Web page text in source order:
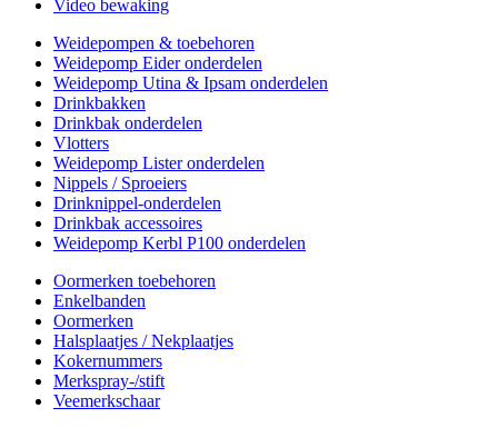
Video bewaking
Weidepompen & toebehoren
Weidepomp Eider onderdelen
Weidepomp Utina & Ipsam onderdelen
Drinkbakken
Drinkbak onderdelen
Vlotters
Weidepomp Lister onderdelen
Nippels / Sproeiers
Drinknippel-onderdelen
Drinkbak accessoires
Weidepomp Kerbl P100 onderdelen
Oormerken toebehoren
Enkelbanden
Oormerken
Halsplaatjes / Nekplaatjes
Kokernummers
Merkspray-/stift
Veemerkschaar